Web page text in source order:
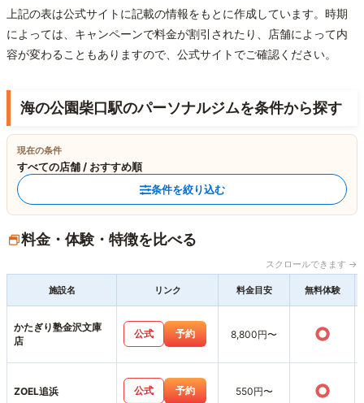
上記の表は公式サイトに記載の情報をもとに作成しています。時期
によっては、キャンペーンで料金が割引されたり、店舗によって内
容が変わることもありますので、公式サイトでご確認ください。
海の公園柴口駅のパーソナルジムを条件から探す
現在の条件
すべての店舗 / おすすめ順
条件を絞り込む
料金・体験・特徴を比べる
スクロールできます →
施設名 リンク 料金目安 無料体験
かたぎり塾金沢文庫
店
公式 予約 8,800円〜 ○
ZOEL追浜 公式 予約 550円〜 ○